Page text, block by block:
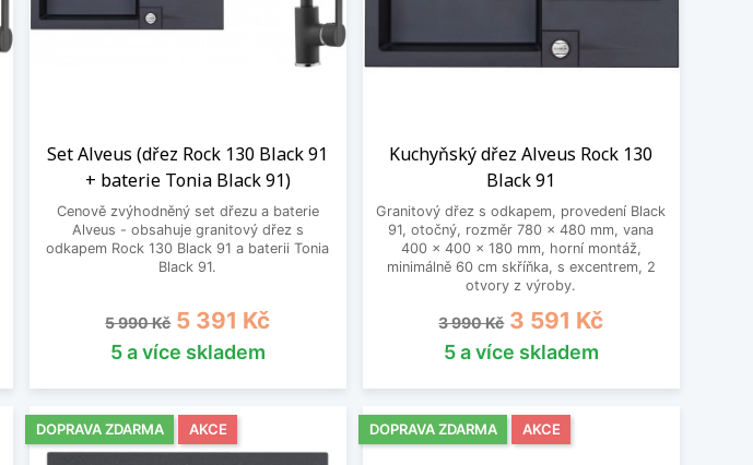
Set Alveus (dřez Rock 130 Black 91
+ baterie Tonia Black 91)
Cenově zvýhodněný set dřezu a baterie
Alveus - obsahuje granitový dřez s
odkapem Rock 130 Black 91 a baterii Tonia
Black 91.
Běžná cena
5 990 Kč Cena
5 391 Kč
5 a více skladem
Kuchyňský dřez Alveus Rock 130
Black 91
Granitový dřez s odkapem, provedení Black
91, otočný, rozměr 780 x 480 mm, vana
400 x 400 x 180 mm, horní montáž,
minimálně 60 cm skříňka, s excentrem, 2
otvory z výroby.
Běžná cena
3 990 Kč Cena
3 591 Kč
5 a více skladem
DOPRAVA ZDARMA AKCE DOPRAVA ZDARMA AKCE